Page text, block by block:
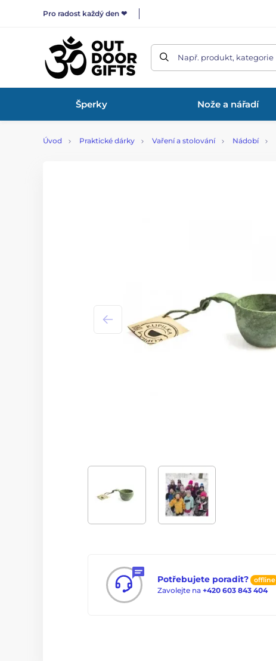
Pro radost každý den ❤
Např. produkt, kategorie
Šperky Nože a nářadí
Úvod Praktické dárky Vaření a stolování Nádobí
Potřebujete poradit? offline
Zavolejte na +420 603 843 404